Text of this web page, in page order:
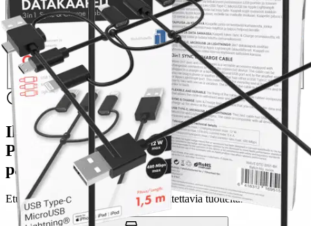
Verkkokaupan hinta
Valitse toimitustapa
Nouto myymälästä
Ilmainen
Siirry valitsemaan myymälä
Toimitus
Kotiin tai noutopisteeseenAlk. 0 €
Ilmainen toimitus yli 100 €:n tilauksille
Postin pakettiautomaattiin tai
palvelupisteeseen!
Etu ei koske Suuri‑lisäpalvelulla toimitettavia tuotteita.